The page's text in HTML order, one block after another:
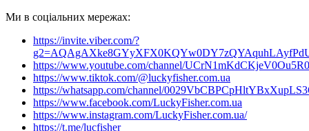
Ми в соціальних мережах:
https://invite.viber.com/?
https://www.youtube.com/channel/
https://www.tiktok.com/@luckyfisher.com.ua
https://whatsapp.com/channel/
https://www.facebook.com/LuckyFisher.com.ua
https://www.instagram.com/LuckyFisher.com.ua/
https://t.me/lucfisher